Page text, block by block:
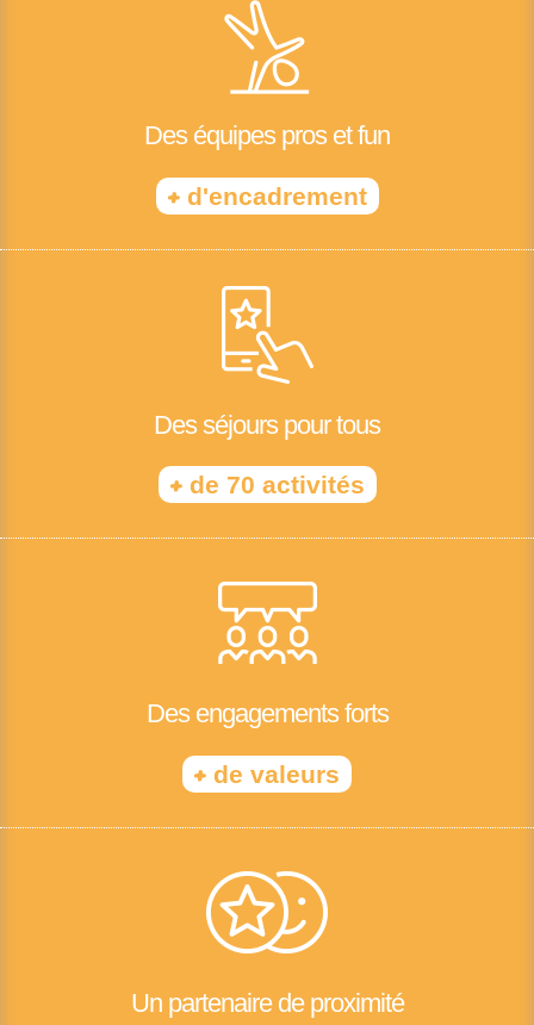
Des équipes pros et fun
+d'encadrement
Des séjours pour tous
+de 70 activités
Des engagements forts
+ de valeurs
Un partenaire de proximité